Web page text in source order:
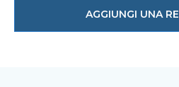
AGGIUNGI UNA